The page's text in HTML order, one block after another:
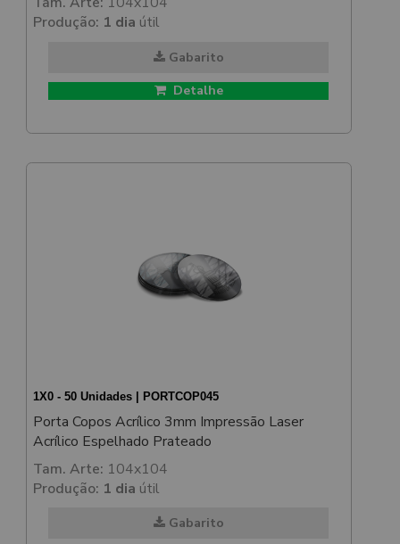
Produção: 1 dia útil
Gabarito
Detalhe
1X0 - 50 Unidades | PORTCOP045
Porta Copos Acrílico 3mm Impressão Laser
Acrílico Espelhado Prateado
Tam. Arte: 104x104
Produção: 1 dia útil
Gabarito